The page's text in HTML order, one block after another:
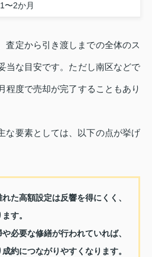
1〜2か月
査定から引き渡しまでの全体のス
当な目安です。ただし南区などで
程度で売却が完了することもあり
な要素としては、以下の点が挙げ
た高額設定は反響を得にくく、
す。
必要な修繕が行われていれば、
約につながりやすくなります。